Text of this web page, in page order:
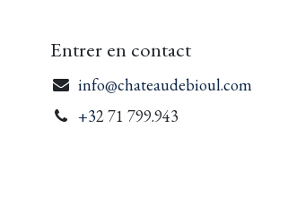
Entrer en contact
info@chateaudebioul.com
+32 71 799.943